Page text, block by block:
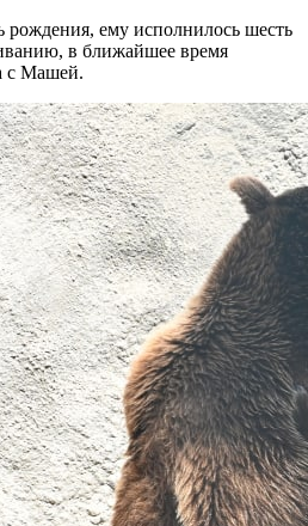
рождения, ему исполнилось шесть
в ближайшее время
с Машей.